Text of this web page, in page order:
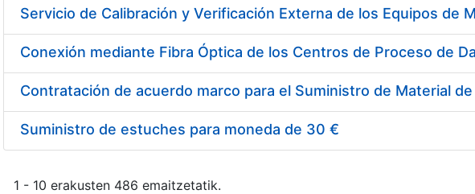
Suministro de estuches para moneda de 30 €
1 - 10 erakusten 486 emaitzetatik.